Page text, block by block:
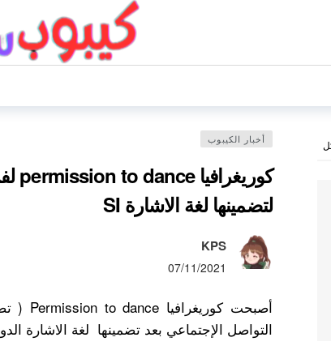
أخبار الكيبوب
لتضمينها لغة الاشارة SI
KPS
07/11/2021
التواصل الإجتماعي بعد تضمينها لغة الاشارة